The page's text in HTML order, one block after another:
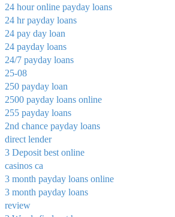
24 hour online payday loans
24 hr payday loans
24 pay day loan
24 payday loans
24/7 payday loans
25-08
250 payday loan
2500 payday loans online
255 payday loans
2nd chance payday loans
direct lender
3 Deposit best online
casinos ca
3 month payday loans online
3 month payday loans
review